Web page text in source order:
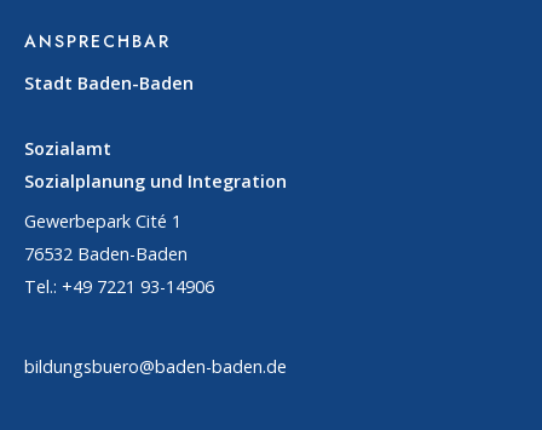
ANSPRECHBAR
Stadt Baden-Baden
Sozialamt
Sozialplanung und Integration
Gewerbepark Cité 1
76532 Baden-Baden
Tel.: +49 7221 93-14906
bildungsbuero@baden-baden.de